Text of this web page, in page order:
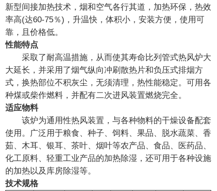
新型间接加热技术，烟和空气各行其道，加热环保，热效
率高(达60-75％)，升温快，体积小，安装方便，使用可
靠，且价格低。
性能特点
采取了耐高温措施，从而使其寿命比列管式热风炉大
大延长，并采用了烟气纵向冲刷散热片和负压式排烟方
式，换热部位不积灰尘，无须清理，热性能稳定。可用各
种煤或柴作燃料，并配有二次进风装置燃烧完全。
适应物料
该炉为通用性热风装置，与各种物料的干燥设备配套
使用。广泛用于粮食、种子、饲料、果品、脱水蔬菜、香
茹、木耳、银耳、茶叶、烟叶等农产品、食品、医药品、
化工原料、轻重工业产品的加热除湿，还可用于各种设施
的加热以及库房除湿等。
技术规格